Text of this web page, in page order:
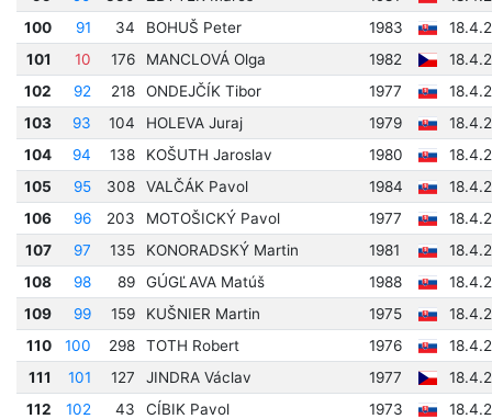
100
91 34 BOHUŠ Peter 1983
101
10 176 MANCLOVÁ Olga 1982
102
92 218 ONDEJČÍK Tibor 1977
103
93 104 HOLEVA Juraj 1979
104
94 138 KOŠUTH Jaroslav 1980
105
95 308 VALČÁK Pavol 1984
106
96 203 MOTOŠICKÝ Pavol 1977
107
97 135 KONORADSKÝ Martin 1981
108
98 89 GÚGĽAVA Matúš 1988
109
99 159 KUŠNIER Martin 1975
110
100 298 TOTH Robert 1976
111
101 127 JINDRA Václav 1977
112
102 43 CÍBIK Pavol 1973